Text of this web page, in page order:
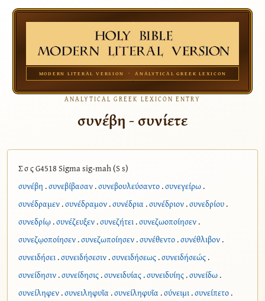
MODERN LITERAL VERSION · ANALYTICAL GREEK LEXICON
ANALYTICAL GREEK LEXICON ENTRY
συνέβη - συνίετε
Σ σ ς G4518 Sigma sig-mah (S s)
συνέβη .συνεβίβασαν.συνεβουλεύσαντο.συνεγείρω.
συνέδραμεν.συνέδραμον.συνέδρια .συνέδριον.συνεδρίου.
συνεδρίῳ.συνέζευξεν.συνεζήτει.συνεζωοποίησεν.
συνεζῳοποίησεν.συνεζωποίησεν.συνέθεντο.συνέθλιβον.
συνειδήσει.συνειδήσεσιν.συνειδήσεως.συνειδήσεώς.
συνείδησιν.συνείδησις.συνειδυίας.συνειδυίης.συνείδω.
συνείληφεν.συνειληφυῖα .συνείληφυῖα .σύνειμι.συνείπετο.